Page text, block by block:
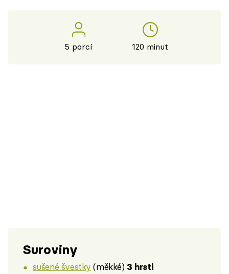
5 porcí 120 minut
Suroviny
sušené švestky (měkké) 3 hrsti